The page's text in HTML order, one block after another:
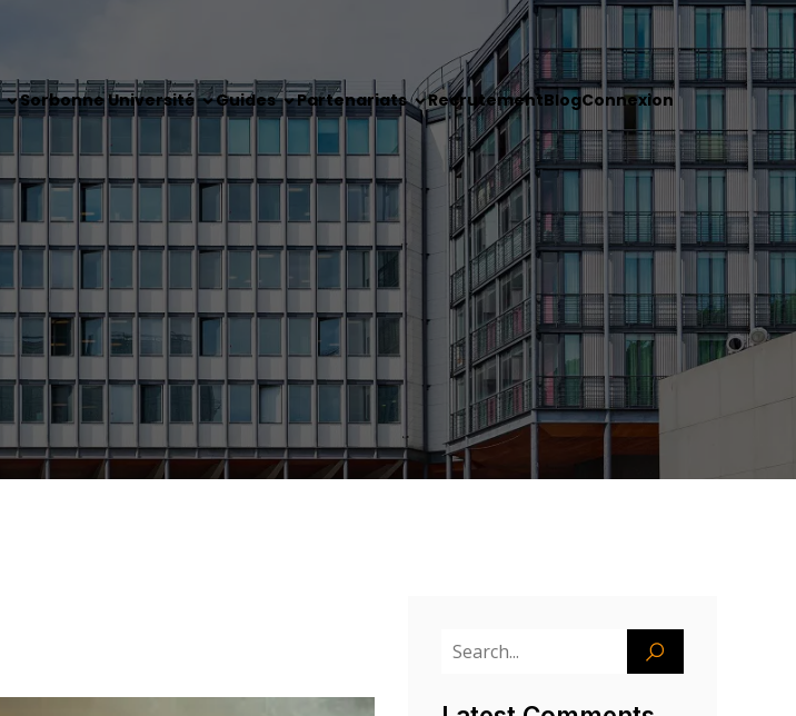
Sorbonne Université Guides Partenariats RecrutementBlogConnexion